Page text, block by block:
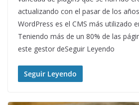
actualizando con el pasar de los
WordPress es el CMS más utilizado
Teniendo más de un 80% de las
este gestor deSeguir Leyendo
Seguir Leyendo